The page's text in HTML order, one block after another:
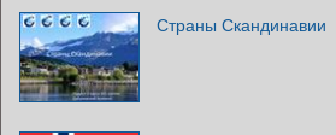
Страны Скандинавии